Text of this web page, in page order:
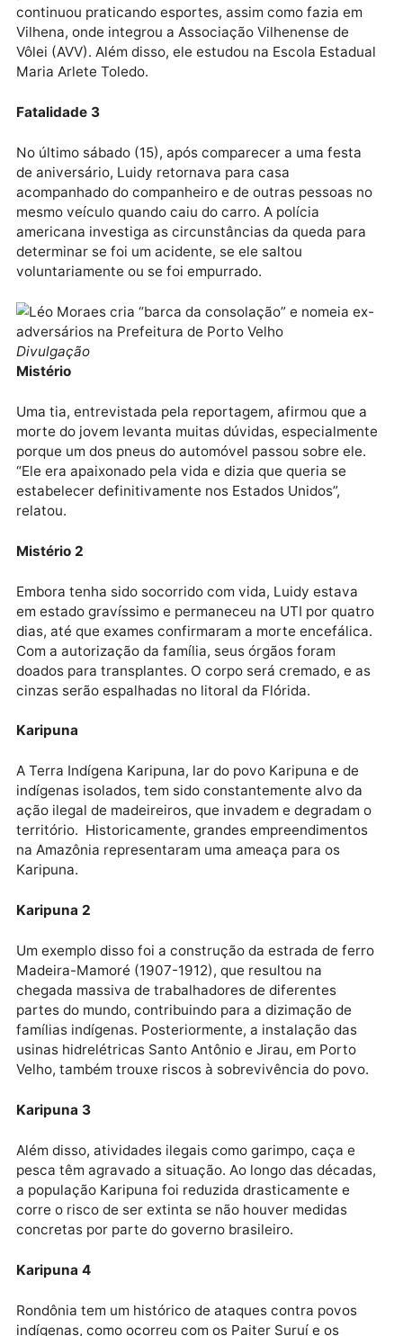
Muito conhecido no meio esportivo de Vilhena por
atuação no vôlei e em outras modalidades, Luidy
Santos, de 27 anos, morreu de maneira trágica nos
Estados Unidos, onde vivia com sua mãe e seu irmão
Fatalidade 2
De acordo com informações da imprensa vilhenense,
Luidy mudou-se para Orlando, na Flórida, há três
para se reunir com seus familiares. Mesmo no
continuou praticando esportes, assim como fazia em
Vilhena, onde integrou a Associação Vilhenense de
Vôlei (AVV). Além disso, ele estudou na Escola
Maria Arlete Toledo.
No último sábado (15), após comparecer a uma festa
de aniversário, Luidy retornava para casa
acompanhado do companheiro e de outras pessoas
mesmo veículo quando caiu do carro. A polícia
determinar se foi um acidente, se ele saltou
Divulgação
Mistério
Uma tia, entrevistada pela reportagem, afirmou que
porque um dos pneus do automóvel passou sobre
“Ele era apaixonado pela vida e dizia que queria se
estabelecer definitivamente nos Estados Unidos”,
relatou.
Mistério 2
em estado gravíssimo e permaneceu na UTI por
dias, até que exames confirmaram a morte
Com a autorização da família, seus órgãos foram
doados para transplantes. O corpo será cremado, e
cinzas serão espalhadas no litoral da Flórida.
Karipuna
indígenas isolados, tem sido constantemente alvo da
ação ilegal de madeireiros, que invadem e degradam
território. Historicamente, grandes
na Amazônia representaram uma ameaça para os
Karipuna.
Karipuna 2
Um exemplo disso foi a construção da estrada de